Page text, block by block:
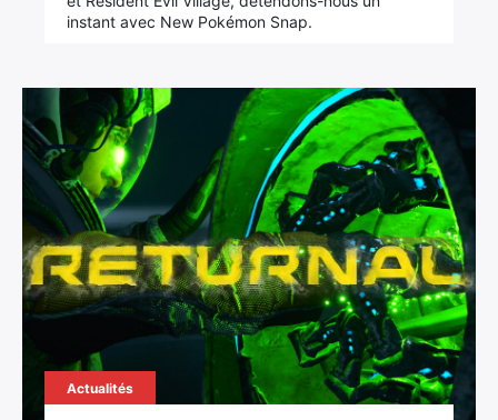
instant avec New Pokémon Snap.
Actualités